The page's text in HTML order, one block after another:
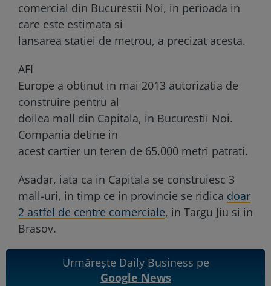
comercial din Bucurestii Noi, in perioada in
care este estimata si
lansarea statiei de metrou, a precizat acesta.
AFI
Europe a obtinut in mai 2013 autorizatia de
construire pentru al
doilea mall din Capitala, in Bucurestii Noi.
Compania detine in
acest cartier un teren de 65.000 metri patrati.
Asadar, iata ca in Capitala se construiesc 3
mall-uri, in timp ce in provincie se ridica doar
2 astfel de centre comerciale, in Targu Jiu si in
Brasov.
Urmărește Daily Business pe
Google News